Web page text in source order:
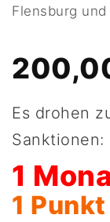
Flensburg
Es drohen
Sanktionen:
1
1